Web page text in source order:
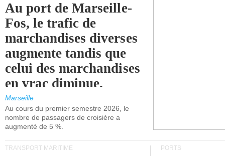
Au port de Marseille-
Fos, le trafic de
marchandises diverses
augmente tandis que
celui des marchandises
en vrac diminue.
Marseille
Au cours du premier semestre 2026, le
nombre de passagers de croisière a
augmenté de 5 %.
TRANSPORT MARITIME PORTS